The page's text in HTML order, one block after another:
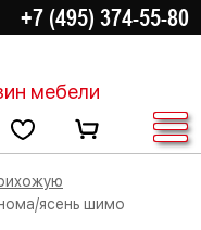
+7 (495) 374-55-80
мебели